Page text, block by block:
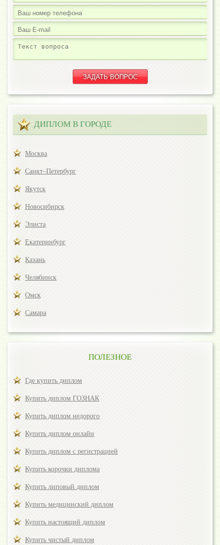
ДИПЛОМ В ГОРОДЕ
Москва
Санкт–Петербург
Якутск
Новосибирск
Элиста
Екатеринбург
Казань
Челябинск
Омск
Самара
ПОЛЕЗНОЕ
Где купить диплом
Купить диплом ГОЗНАК
Купить диплом недорого
Купить диплом онлайн
Купить диплом с регистрацией
Купить корочки диплома
Купить липовый диплом
Купить медицинский диплом
Купить настоящий диплом
Купить чистый диплом